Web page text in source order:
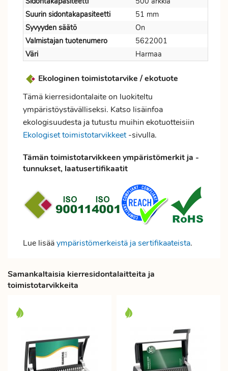
Suurin sidontakapasiteetti
51 mm
Syvyyden säätö
On
Valmistajan tuotenumero
5622001
Väri
Harmaa
Ekologinen toimistotarvike / ekotuote
Tämä kierresidontalaite on luokiteltu
ympäristöystävälliseksi. Katso lisäinfoa
ekologisuudesta ja tutustu muihin ekotuotteisiin
Ekologiset toimistotarvikkeet-sivulla.
Tämän toimistotarvikkeen ympäristömerkit ja -
tunnukset, laatusertifikaatit
Lue lisääympäristömerkeistä ja sertifikaateista.
Samankaltaisia kierresidontalaitteita ja
toimistotarvikkeita